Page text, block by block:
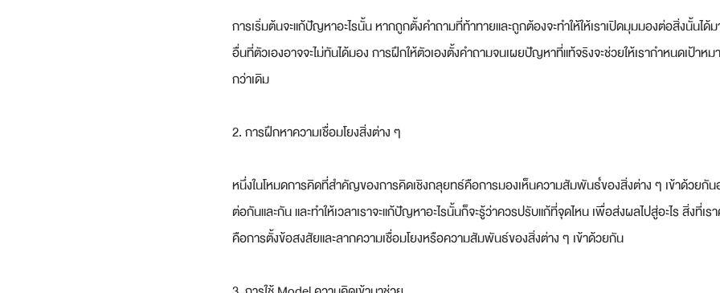
การเริ่มต้นจะแก้ปัญหาอะไรนั้น หากถูกตั้งคำถามที่ท้าทายและถูกต้องจะทำให้ให้เราเปิดมุมมองต่อสิ่งนั้นไ
อื่นที่ตัวเองอาจจะไม่ทันได้มอง การฝึกให้ตัวเองตั้งคำถามจนเผยปัญหาที่แท้จริงจะช่วยให้เรากำหนดเป้าหม
กว่าเดิม
2. การฝึกหาความเชื่อมโยงสิ่งต่าง ๆ
หนึ่งในโหมดการคิดที่สำคัญของการคิดเชิงกลุยทธ์คือการมองเห็นความสัมพันธํ์ของสิ่งต่าง ๆ เข้าด้วยกัน
ต่อกันและกัน และทำให้เวลาเราจะแก้ปัญหาอะไรนั้นก็จะรู้ว่าควรปรับแก้ที่จุดไหน เพื่อส่งผลไปสู่อะไร สิ่งที่เ
คือการตั้งข้อสงสัยและลากความเชื่อมโยงหรือความสัมพันธ์ของสิ่งต่าง ๆ เข้าด้วยกัน